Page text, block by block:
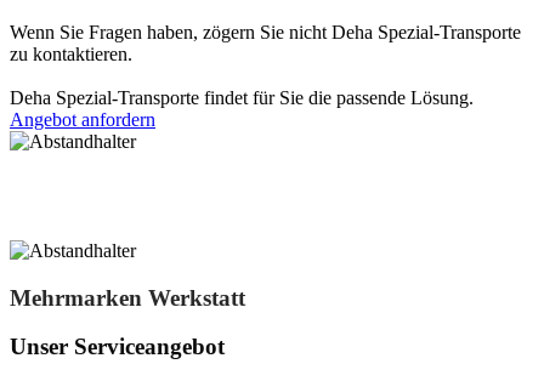
Wenn Sie Fragen haben, zögern Sie nicht Deha Spezial-Transporte
zu kontaktieren.
Deha Spezial-Transporte findet für Sie die passende Lösung.
Angebot anfordern
Mehrmarken Werkstatt
Unser Serviceangebot